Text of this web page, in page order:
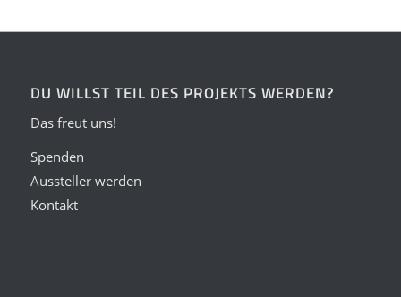
DU WILLST TEIL DES PROJEKTS WERDEN?
Das freut uns!
Spenden
Aussteller werden
Kontakt